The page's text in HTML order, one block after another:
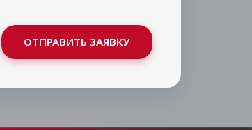
ОТПРАВИТЬ ЗАЯВКУ